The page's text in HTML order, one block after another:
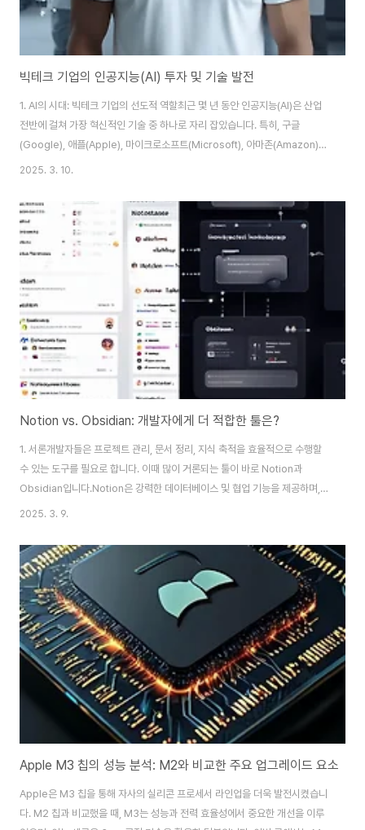
빅테크 기업의 인공지능(AI) 투자 및 기술 발전
1. AI의 시대: 빅테크 기업의 선도적 역할최근 몇 년 동안 인공지능(AI)은 산업
전반에 걸쳐 가장 혁신적인 기술 중 하나로 자리 잡았습니다. 특히, 구글
(Google), 애플(Apple), 마이크로소프트(Microsoft), 아마존(Amazon)과
같은 빅테크 기업들은 AI 개발과 투자에 막대한 자금을 쏟아붓고 있으며, 이를
운 시대를 여는 핵심 동력으로 인식하고 있으며, 자사 제품과 서비스뿐만 아니
라 산업 전반의 혁신을 견인하는 전략을 펼치고 있습니다. 이번 글에서는 주요
빅테크 기업들의 AI 투자 및 기술 발전에 대해 살펴보겠습니다.2. 마이크로소
프트: 오픈AI와의 협력 및 AI 시장 리더십마이크로소프트는 AI 분야에서..
2025. 3. 10.
Notion vs. Obsidian: 개발자에게 더 적합한 툴은?
1. 서론개발자들은 프로젝트 관리, 문서 정리, 지식 축적을 효율적으로 수행할
수 있는 도구를 필요로 합니다. 이때 많이 거론되는 툴이 바로 Notion과
Obsidian입니다.Notion은 강력한 데이터베이스 및 협업 기능을 제공하며,
Obsidian은 로컬 마크다운 파일을 기반으로 한 개인 지식 관리(PKM,
지만 개발자들이 생산성을 높이는 데 매우 유용합니다.이번 글에서는 두 툴의
장단점을 비교하고, 개발자의 워크플로우에 맞는 활용법을 분석하여 최적의 선
택을 도와드리겠습니다.2. Notion vs. Obsidian 비교1) 협업 vs. 개인 작업
요소NotionObsidian협업실시간 협업 가능 (공유, 댓글, 권..
2025. 3. 9.
Apple M3 칩의 성능 분석: M2와 비교한 주요 업그레이드 요소
Apple은 M3 칩을 통해 자사의 실리콘 프로세서 라인업을 더욱 발전시켰습니
다. M2 칩과 비교했을 때, M3는 성능과 전력 효율성에서 중요한 개선을 이루